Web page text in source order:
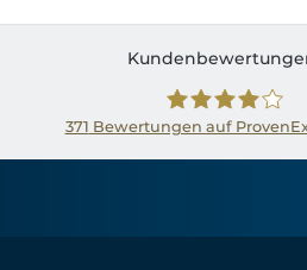
371 Bewertungen auf